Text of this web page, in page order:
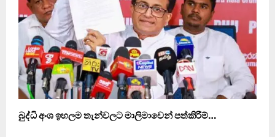
බුද්ධි අංශ ඉහලම තැන්වලට මාලිමාවෙන් පත්කිරීම්…